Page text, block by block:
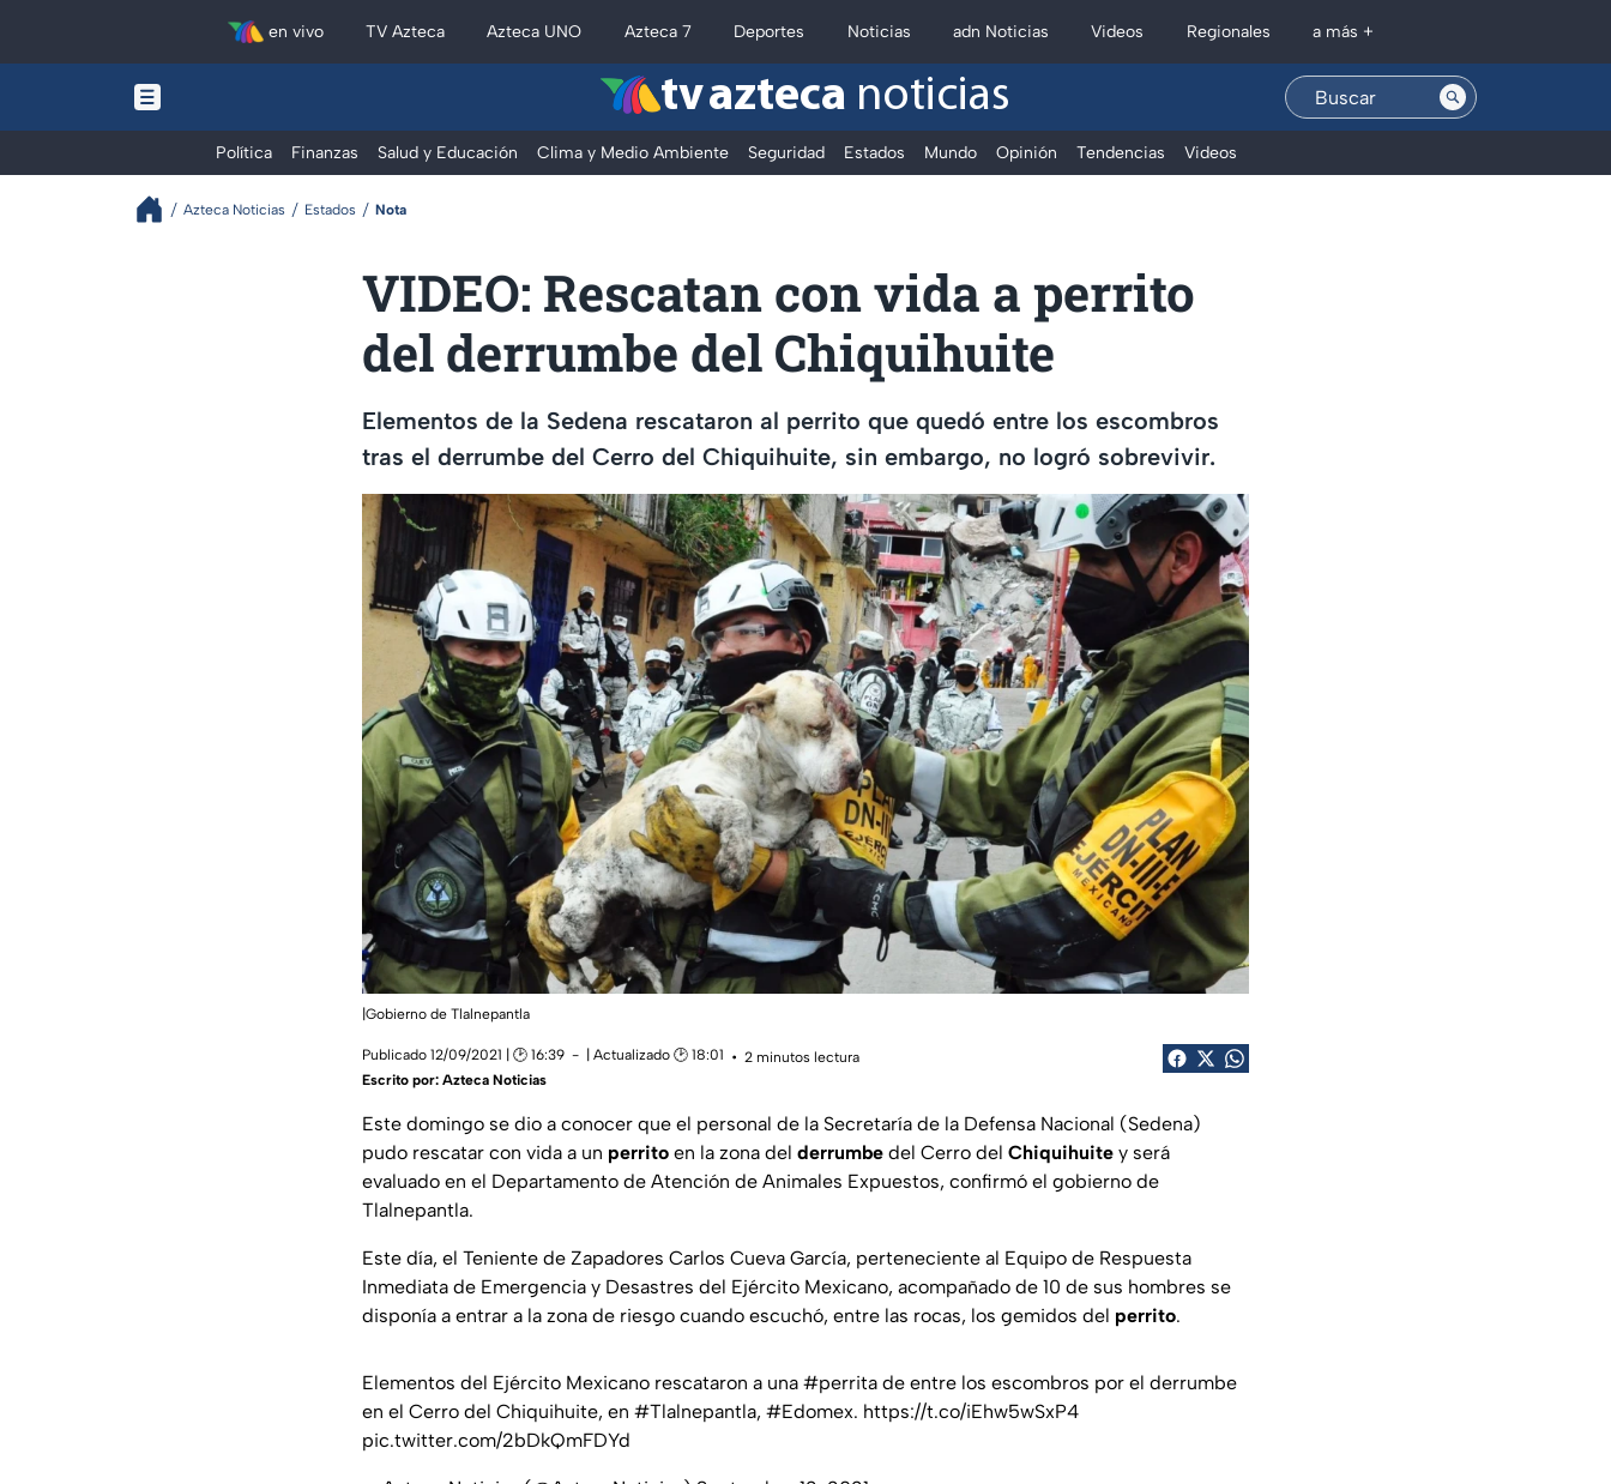
en vivo TV Azteca Azteca UNO Azteca 7 Deportes Noticias adn Noticias Videos Regionales a más +
tv azteca noticias
Política Finanzas Salud y Educación Clima y Medio Ambiente Seguridad Estados Mundo Opinión Tendencias Videos
Azteca Noticias Estados Nota
VIDEO: Rescatan con vida a perrito
del derrumbe del Chiquihuite
Elementos de la Sedena rescataron al perrito que quedó entre los escombros
tras el derrumbe del Cerro del Chiquihuite, sin embargo, no logró sobrevivir.
|Gobierno de Tlalnepantla
Publicado 12/09/2021 | 🕑 16:39 | Actualizado 🕑 18:01
2 minutos lectura
Escrito por: Azteca Noticias
Este domingo se dio a conocer que el personal de la Secretaría de la Defensa Nacional (Sedena)
pudo rescatar con vida a un perrito en la zona del derrumbe del Cerro del Chiquihuite y será
evaluado en el Departamento de Atención de Animales Expuestos, confirmó el gobierno de
Tlalnepantla.
Este día, el Teniente de Zapadores Carlos Cueva García, perteneciente al Equipo de Respuesta
Inmediata de Emergencia y Desastres del Ejército Mexicano, acompañado de 10 de sus hombres se
disponía a entrar a la zona de riesgo cuando escuchó, entre las rocas, los gemidos del perrito.
Elementos del Ejército Mexicano rescataron a una #perrita de entre los escombros por el derrumbe
en el Cerro del Chiquihuite, en #Tlalnepantla, #Edomex. https://t.co/iEhw5wSxP4
pic.twitter.com/2bDkQmFDYd